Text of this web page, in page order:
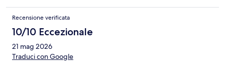
Recensione verificata
10/10 Eccezionale
21 mag 2026
Traduci con Google